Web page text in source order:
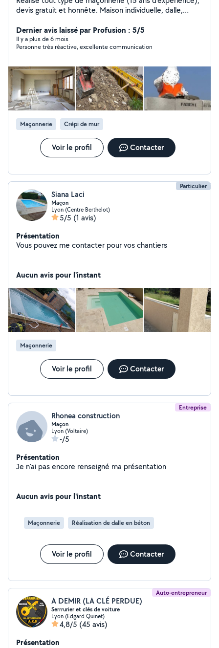
devis gratuit et honnête. Maison individuelle, dalle,
Joignable directement car je ne pas répondre sur le site
merci. 07c88c56c38c72
Dernier avis laissé par Profusion : 5/5
Il y a plus de 6 mois
Personne très réactive, excellente communication
Maçonnerie Crépi de mur
Voir le profil Contacter
Particulier
Siana Laci
Maçon
Lyon (Centre Berthelot)
5/5 (1 avis)
Présentation
Vous pouvez me contacter pour vos chantiers
Aucun avis pour l'instant
Maçonnerie
Voir le profil Contacter
Entreprise
Rhonea construction
Maçon
Lyon (Voltaire)
-/5
Présentation
Je n'ai pas encore renseigné ma présentation
Aucun avis pour l'instant
Maçonnerie Réalisation de dalle en béton
Voir le profil Contacter
Auto-entrepreneur
A DEMIR (LA CLÉ PERDUE)
Serrrurier et clés de voiture
Lyon (Edgard Quinet)
4,8/5 (45 avis)
Présentation